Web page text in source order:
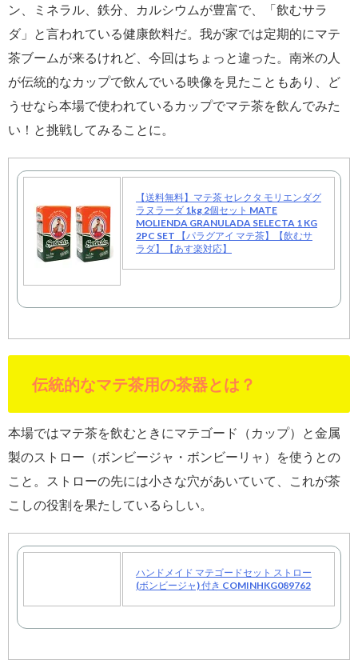
ン、ミネラル、鉄分、カルシウムが豊富で、「飲むサラ
ダ」と言われている健康飲料だ。我が家では定期的にマテ
茶ブームが来るけれど、今回はちょっと違った。南米の人
が伝統的なカップで飲んでいる映像を見たこともあり、ど
うせなら本場で使われているカップでマテ茶を飲んでみた
い！と挑戦してみることに。
【送料無料】マテ茶 セレクタ モリエンダグ
ラヌラーダ 1kg 2個セット MATE
MOLIENDA GRANULADA SELECTA 1 KG
2PC SET 【パラグアイ マテ茶】【飲むサ
ラダ】【あす楽対応】
伝統的なマテ茶用の茶器とは？
本場ではマテ茶を飲むときにマテゴード（カップ）と金属
製のストロー（ボンビージャ・ボンビーリャ）を使うとの
こと。ストローの先には小さな穴があいていて、これが茶
こしの役割を果たしているらしい。
ハンドメイド マテゴードセット ストロー
(ボンビージャ) 付き COMINHKG089762